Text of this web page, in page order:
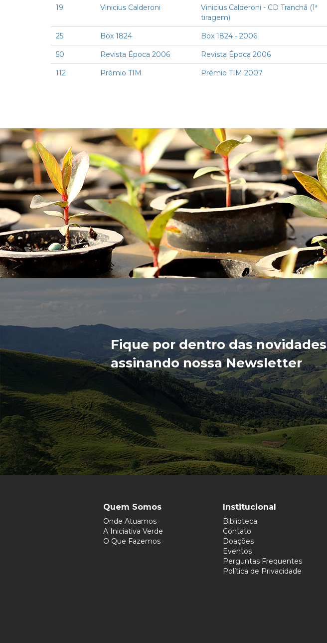
19 Vinicius Calderoni
Vinicius Calderoni - CD Tranchã (1ª
tiragem)
25 Box 1824 Box 1824 - 2006
50 Revista Época 2006 Revista Época 2006
112 Prêmio TIM Prêmio TIM 2007
Fique por dentro das novidades
assinando nossa Newsletter
Quem Somos
Onde Atuamos
A Iniciativa Verde
O Que Fazemos
Institucional
Biblioteca
Contato
Doações
Eventos
Perguntas Frequentes
Política de Privacidade